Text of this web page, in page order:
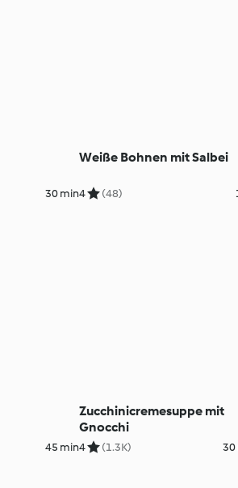
30 min
Weiße Bohnen mit Salbei
4 (48)
45 min
Zucchinicremesuppe mit
Gnocchi
4 (1.3K) 30